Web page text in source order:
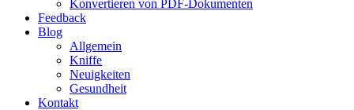
Konvertieren von PDF-Dokumenten
Feedback
Blog
Allgemein
Kniffe
Neuigkeiten
Gesundheit
Kontakt